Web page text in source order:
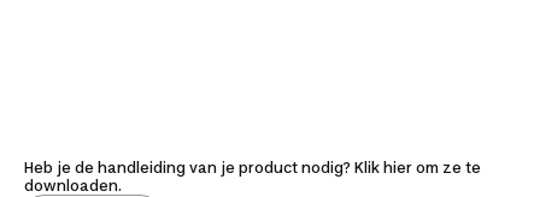
Heb je de handleiding van je product nodig? Klik hier om ze te
downloaden.